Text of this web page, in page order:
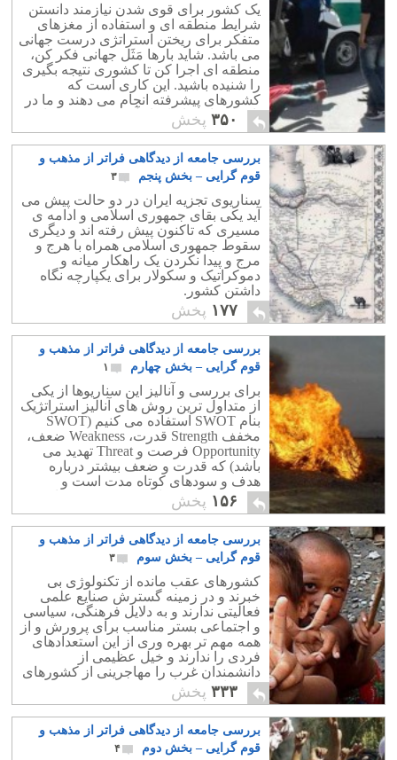
یک کشور برای قوی شدن نیازمند دانستن
شرایط منطقه ای و استفاده از مغزهای
متفکر برای ریختن استراتژی درست جهانی
می باشد. شاید بارها مَثَل جهانی فکر کن،
منطقه ای اجرا کن تا کشوری نتیجه بگیری
را شنیده باشید. این کاری است که
کشورهای پیشرفته انجام می دهند و ما در
تاریخ معاصر ایران از آن بی بهره بوده ایم.
۳۵۰ پخش
بررسی جامعه از دیدگاهی فراتر از مذهب و
قوم گرایی – بخش پنجم
۳
سناریوی تجزیه ایران در دو حالت پیش می
آید یکی بقای جمهوری اسلامی و ادامه ی
مسیری که تاکنون پیش رفته اند و دیگری
سقوط جمهوری اسلامی همراه با هرج و
مرج و پیدا نکردن یک راهکار میانه و
دموکراتیک و سکولار برای یکپارچه نگاه
داشتن کشور.
۱۷۷ پخش
بررسی جامعه از دیدگاهی فراتر از مذهب و
قوم گرایی – بخش چهارم
۱
برای بررسی و آنالیز این سناریوها از یکی
از متداول ترین روش های آنالیز استراتژیک
بنام SWOT استفاده می کنیم (SWOT
مخفف Strength قدرت، Weakness ضعف،
Opportunity فرصت و Threat تهدید می
باشد) که قدرت و ضعف بیشتر درباره
هدف و سودهای کوتاه مدت است و
فرصت و تهدید برای هدف و سود درازمدت
می باشد.
۱۵۶ پخش
بررسی جامعه از دیدگاهی فراتر از مذهب و
قوم گرایی – بخش سوم
۳
کشورهای عقب مانده از تکنولوژی بی
خبرند و در زمینه گسترش صنایع علمی
فعالیتی ندارند و به دلایل فرهنگی، سیاسی
و اجتماعی بستر مناسب برای پرورش و از
همه مهم تر بهره وری از این استعدادهای
فردی را ندارند و خیل عظیمی از
دانشمندان غرب را مهاجرینی از کشورهای
عقب افتاده تشکیل می دهند.
۳۳۳ پخش
بررسی جامعه از دیدگاهی فراتر از مذهب و
قوم گرایی – بخش دوم
۴